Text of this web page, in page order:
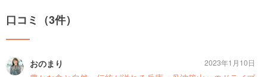
口コミ（3件）
おのまり
2023年1月10日